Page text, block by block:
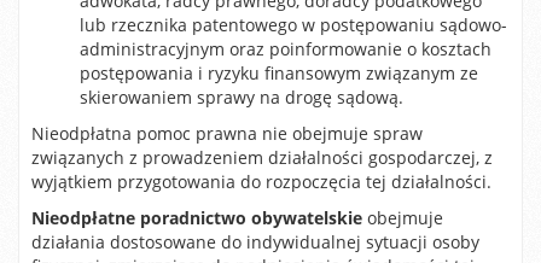
lub rzecznika patentowego w postępowaniu sądowo-
administracyjnym oraz poinformowanie o kosztach
postępowania i ryzyku finansowym związanym ze
skierowaniem sprawy na drogę sądową.
Nieodpłatna pomoc prawna nie obejmuje spraw
związanych z prowadzeniem działalności gospodarczej, z
wyjątkiem przygotowania do rozpoczęcia tej działalności.
Nieodpłatne poradnictwo obywatelskie obejmuje
działania dostosowane do indywidualnej sytuacji osoby